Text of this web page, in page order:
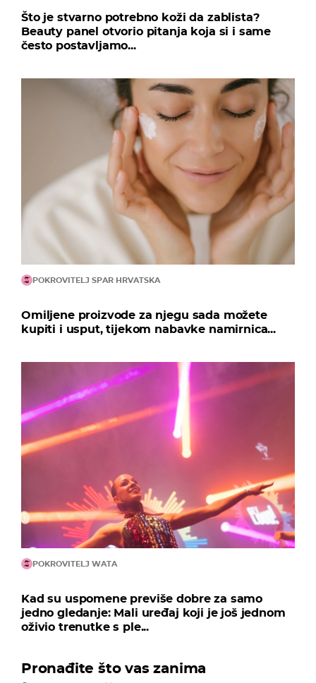
Što je stvarno potrebno koži da zablista?
Beauty panel otvorio pitanja koja si i same
često postavljamo...
POKROVITELJ SPAR HRVATSKA
Omiljene proizvode za njegu sada možete
kupiti i usput, tijekom nabavke namirnica...
POKROVITELJ WATA
Kad su uspomene previše dobre za samo
jedno gledanje: Mali uređaj koji je još jednom
oživio trenutke s ple...
Pronađite što vas zanima